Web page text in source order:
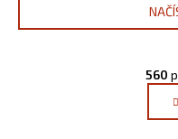
560